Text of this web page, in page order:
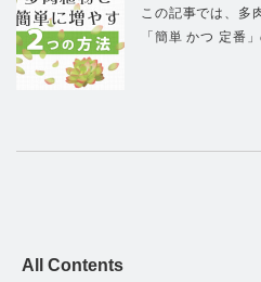
この記事では、多
「簡単 かつ 定番
All Contents